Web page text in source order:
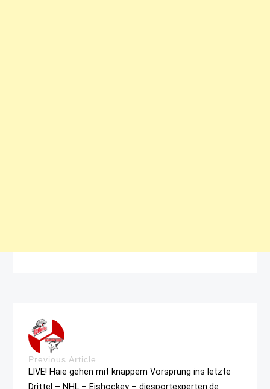
Previous Article
LIVE! Haie gehen mit knappem Vorsprung ins letzte